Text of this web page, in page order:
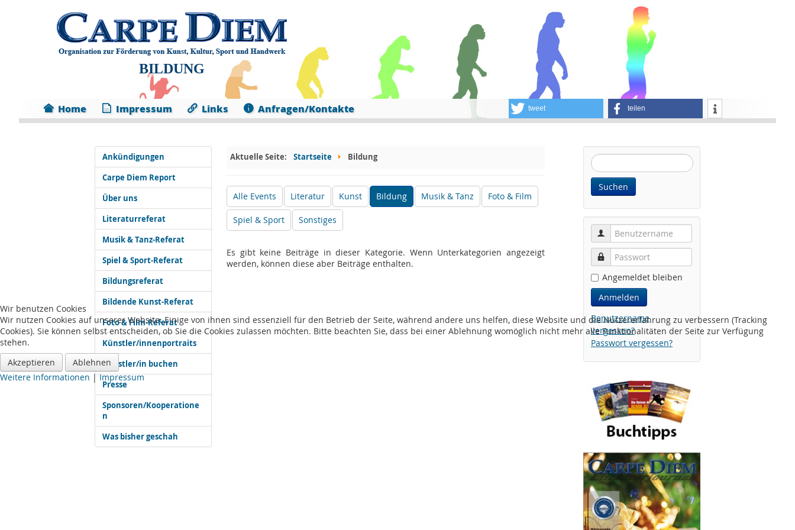
BILDUNG
Home Impressum Links Anfragen/Kontakte tweet teilen
Ankündigungen
Carpe Diem Report
Über uns
Literaturreferat
Musik & Tanz-Referat
Spiel & Sport-Referat
Bildungsreferat
Bildende Kunst-Referat
Foto & Film-Referat
Künstler/innenportraits
Künstler/in buchen
Presse
Sponsoren/Kooperatione
n
Was bisher geschah
Website
durchsuchen:
Suchen
Benutzername
Passwort
Angemeldet bleiben
Anmelden
Benutzername
vergessen?
Passwort vergessen?
Aktuelle Seite: Startseite Bildung
Alle Events Literatur Kunst Bildung Musik & Tanz Foto & Film
Spiel & Sport Sonstiges
Es gibt keine Beiträge in dieser Kategorie. Wenn Unterkategorien angezeigt
werden, können diese aber Beiträge enthalten.
Wir benutzen Cookies
Wir nutzen Cookies auf unserer Website. Einige von ihnen sind essenziell für den Betrieb der Seite, während andere uns helfen, diese Website und die Nutzererfahrung zu verbessern (Tracking
Cookies). Sie können selbst entscheiden, ob Sie die Cookies zulassen möchten. Bitte beachten Sie, dass bei einer Ablehnung womöglich nicht mehr alle Funktionalitäten der Seite zur Verfügung
stehen.
Akzeptieren
Ablehnen
Weitere Informationen |Impressum